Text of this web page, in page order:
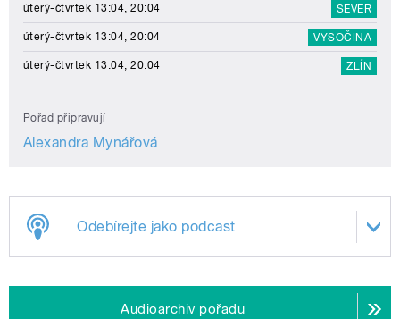
úterý-čtvrtek 13:04, 20:04 SEVER
úterý-čtvrtek 13:04, 20:04 VYSOČINA
úterý-čtvrtek 13:04, 20:04 ZLÍN
Pořad připravují
Alexandra Mynářová
Odebírejte jako podcast
Audioarchiv pořadu